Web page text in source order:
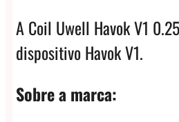
A Coil Uwell Havok V1
dispositivo Havok V1.
Sobre a marca: